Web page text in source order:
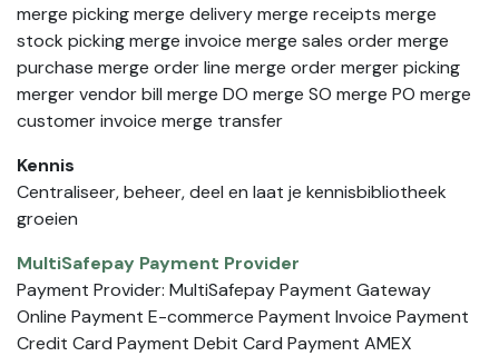
merge picking merge delivery merge receipts merge
stock picking merge invoice merge sales order merge
purchase merge order line merge order merger picking
merger vendor bill merge DO merge SO merge PO merge
customer invoice merge transfer
Kennis
Centraliseer, beheer, deel en laat je kennisbibliotheek
groeien
MultiSafepay Payment Provider
Payment Provider: MultiSafepay Payment Gateway
Online Payment E-commerce Payment Invoice Payment
Credit Card Payment Debit Card Payment AMEX